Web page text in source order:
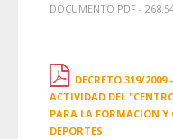
DOCUMENTO PDF -
DECRETO 319/
ACTIVIDAD DEL
PARA LA FORMACIÓN
DEPORTES